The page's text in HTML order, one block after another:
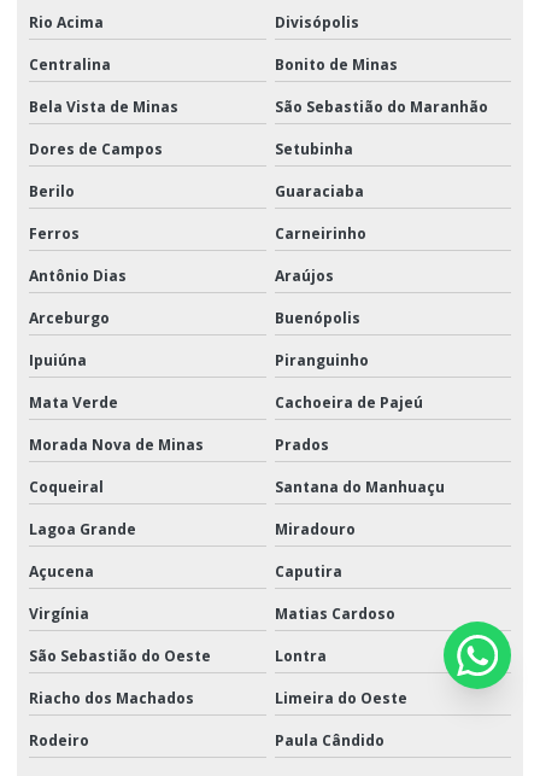
Rio Acima Divisópolis
Centralina Bonito de Minas
Bela Vista de Minas São Sebastião do Maranhão
Dores de Campos Setubinha
Berilo Guaraciaba
Ferros Carneirinho
Antônio Dias Araújos
Arceburgo Buenópolis
Ipuiúna Piranguinho
Mata Verde Cachoeira de Pajeú
Morada Nova de Minas Prados
Coqueiral Santana do Manhuaçu
Lagoa Grande Miradouro
Açucena Caputira
Virgínia Matias Cardoso
São Sebastião do Oeste Lontra
Riacho dos Machados Limeira do Oeste
Rodeiro Paula Cândido